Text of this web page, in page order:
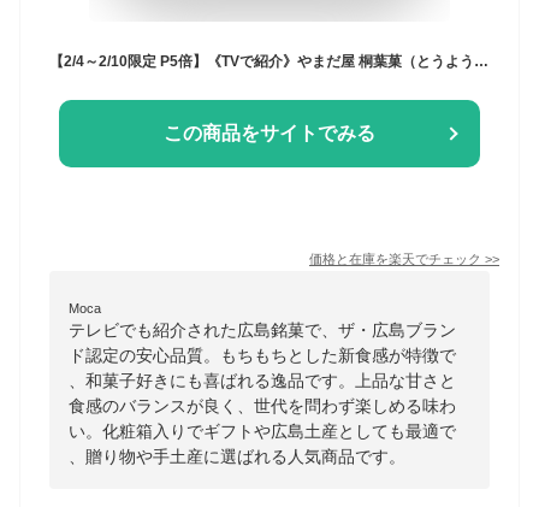
【2/4～2/10限定 P5倍】《TVで紹介》やまだ屋 桐葉菓（とうようか）10個入 ザ・広島ブランド認定 広島土産 ギフト もちもち 新食感
この商品をサイトでみる
価格と在庫を楽天でチェック >>
Moca
テレビでも紹介された広島銘菓で、ザ・広島ブラン
ド認定の安心品質。もちもちとした新食感が特徴で
、和菓子好きにも喜ばれる逸品です。上品な甘さと
食感のバランスが良く、世代を問わず楽しめる味わ
い。化粧箱入りでギフトや広島土産としても最適で
、贈り物や手土産に選ばれる人気商品です。